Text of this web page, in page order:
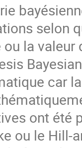
selon
la valeur
car
ont été
ou le Hill-